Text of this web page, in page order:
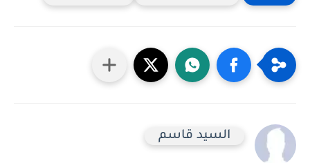
السيد قاسم